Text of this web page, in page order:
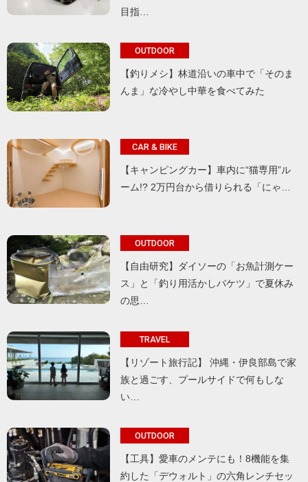
目指…
OUTDOOR
【釣りメシ】林道沿いの車中で「そのま
んま」な冷やし中華を食べてみた
CAR & BIKE
【キャンピングカー】車内に“猫専用”ル
ーム!? 2万円台から借りられる「にゃ…
OUTDOOR
【自由研究】ダイソーの「お魚計測ケー
ス」と「釣り用活かしバケツ」で夏休み
の思…
TRAVEL
【リゾート旅行記】 沖縄・伊良部島で家
族と過ごす、プールサイドで何もしな
い…
OUTDOOR
【工具】愛車のメンテにも！8機能を集
約した「デウォルト」の六角レンチセッ